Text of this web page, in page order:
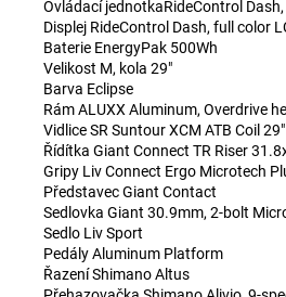
Ovládací jednotkaRideControl
Displej RideControl Dash, full color
Baterie EnergyPak 500Wh
Velikost M, kola 29"
Barva Eclipse
Rám ALUXX Aluminum, Overdrive
Vidlice SR Suntour XCM ATB Coil
Řídítka Giant Connect TR Riser
Gripy Liv Connect Ergo Microtech
Představec Giant Contact
Sedlovka Giant 30.9mm, 2-bolt
Sedlo Liv Sport
Pedály Aluminum Platform
Řazení Shimano Altus